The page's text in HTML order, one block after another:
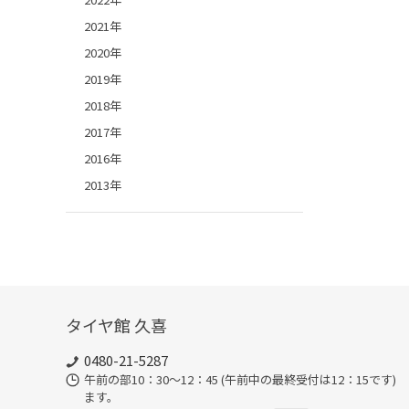
2021年
2020年
2019年
2018年
2017年
2016年
2013年
タイヤ館 久喜
0480-21-5287
午前の部10：30～12：45 (午前中の最終受付は12：15で
ます。